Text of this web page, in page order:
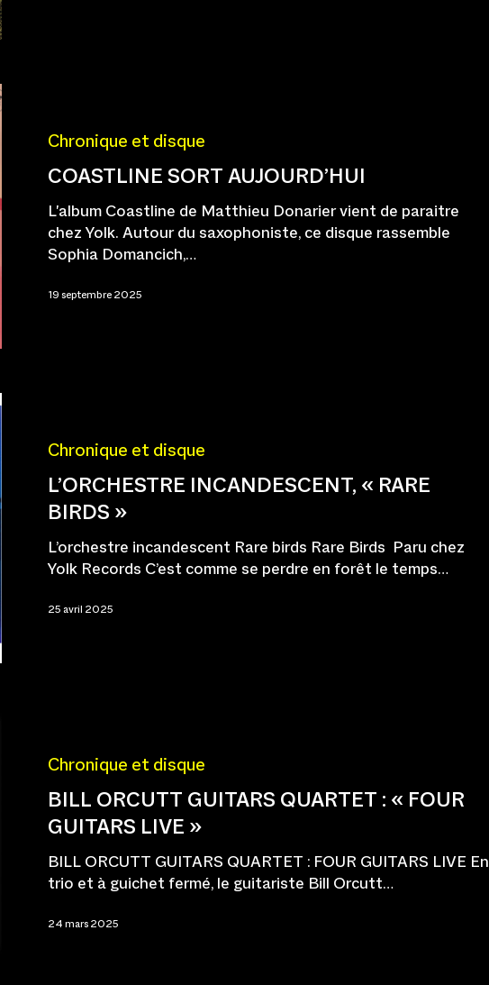
Chronique et disque
COASTLINE SORT AUJOURD’HUI
L'album Coastline de Matthieu Donarier vient de paraitre
chez Yolk. Autour du saxophoniste, ce disque rassemble
Sophia Domancich,…
19 septembre 2025
Chronique et disque
L’ORCHESTRE INCANDESCENT, « RARE
BIRDS »
L’orchestre incandescent Rare birds Rare Birds Paru chez
Yolk Records C’est comme se perdre en forêt le temps…
25 avril 2025
Chronique et disque
BILL ORCUTT GUITARS QUARTET : « FOUR
GUITARS LIVE »
BILL ORCUTT GUITARS QUARTET : FOUR GUITARS LIVE En
trio et à guichet fermé, le guitariste Bill Orcutt…
24 mars 2025